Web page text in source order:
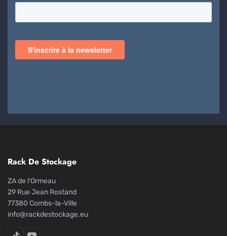
Rack De Stockage
ZA de l'Ormeau
29 Rue Jean Rostand
77380 Combs-la-Ville
info@rackdestockage.eu